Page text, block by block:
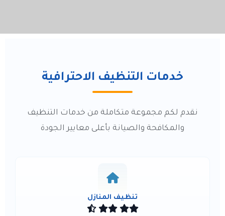
خدمات التنظيف الاحترافية
نقدم لكم مجموعة متكاملة من خدمات التنظيف
والمكافحة والصيانة بأعلى معايير الجودة
تنظيف المنازل